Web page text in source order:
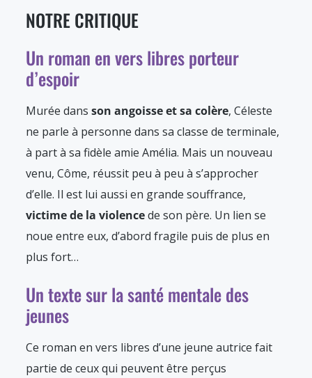
NOTRE CRITIQUE
Un roman en vers libres porteur
d’espoir
Murée dans son angoisse et sa colère, Céleste
ne parle à personne dans sa classe de terminale,
à part à sa fidèle amie Amélia. Mais un nouveau
venu, Côme, réussit peu à peu à s’approcher
d’elle. Il est lui aussi en grande souffrance,
victime de la violencede son père. Un lien se
noue entre eux, d’abord fragile puis de plus en
plus fort…
Un texte sur la santé mentale des
jeunes
Ce roman en vers libres d’une jeune autrice fait
partie de ceux qui peuvent être perçus